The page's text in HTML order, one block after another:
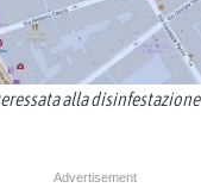
alla disinfestazione